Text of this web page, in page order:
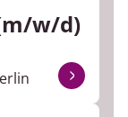
w/d)